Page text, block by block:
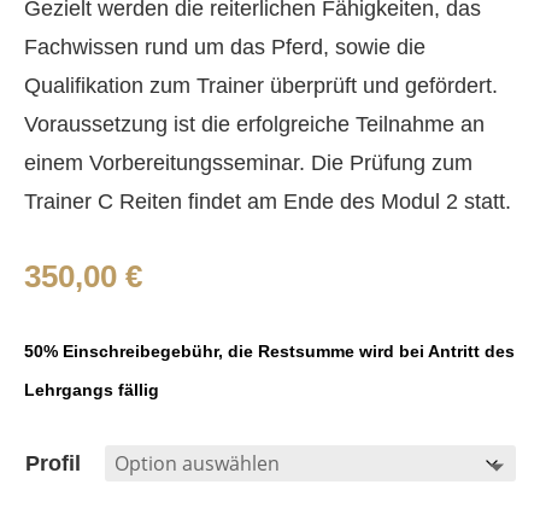
Gezielt werden die reiterlichen Fähigkeiten, das
Fachwissen rund um das Pferd, sowie die
Qualifikation zum Trainer überprüft und gefördert.
Voraussetzung ist die erfolgreiche Teilnahme an
einem Vorbereitungsseminar. Die Prüfung zum
Trainer C Reiten findet am Ende des Modul 2 statt.
350,00 €
50% Einschreibegebühr, die Restsumme wird bei Antritt des
Lehrgangs fällig
Profil